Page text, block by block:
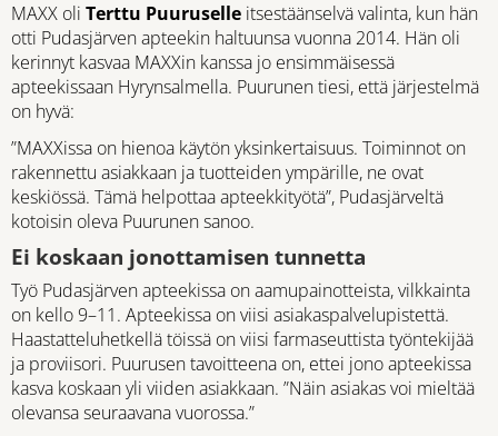
MAXX oli Terttu Puuruselle itsestäänselvä valinta, kun hän
otti Pudasjärven apteekin haltuunsa vuonna 2014. Hän oli
kerinnyt kasvaa MAXXin kanssa jo ensimmäisessä
apteekissaan Hyrynsalmella. Puurunen tiesi, että järjestelmä
on hyvä:
”MAXXissa on hienoa käytön yksinkertaisuus. Toiminnot on
rakennettu asiakkaan ja tuotteiden ympärille, ne ovat
keskiössä. Tämä helpottaa apteekkityötä”, Pudasjärveltä
kotoisin oleva Puurunen sanoo.
Ei koskaan jonottamisen tunnetta
Työ Pudasjärven apteekissa on aamupainotteista, vilkkainta
on kello 9–11. Apteekissa on viisi asiakaspalvelupistettä.
Haastatteluhetkellä töissä on viisi farmaseuttista työntekijää
ja proviisori. Puurusen tavoitteena on, ettei jono apteekissa
kasva koskaan yli viiden asiakkaan. ”Näin asiakas voi mieltää
olevansa seuraavana vuorossa.”